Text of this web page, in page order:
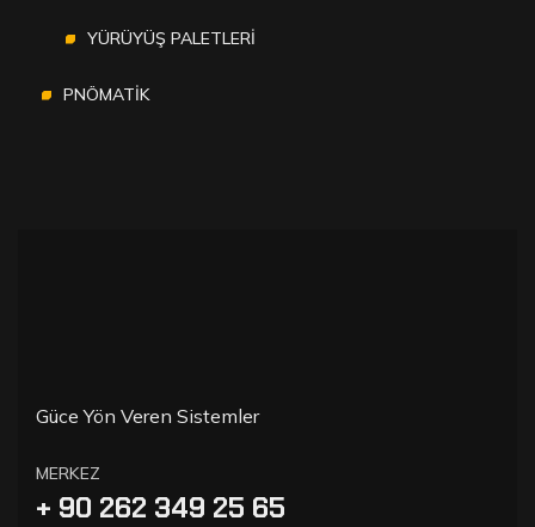
YÜRÜYÜŞ PALETLERİ
PNÖMATİK
Güce Yön Veren Sistemler
MERKEZ
+ 90 262 349 25 65